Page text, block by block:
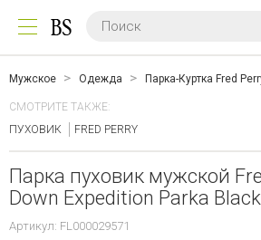
Мужское Одежда Парка-Куртка Fred
СМОТРИТЕ ТАКЖЕ:
ПУХОВИК
FRED PERRY
Парка пуховик мужской
Down Expedition Parka Black
Артикул: FL000029571